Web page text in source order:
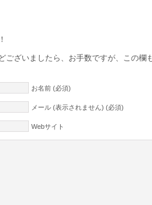
ございましたら、お手数ですが、この欄
お名前 (必須)
メール (表示されません) (必須)
Webサイト